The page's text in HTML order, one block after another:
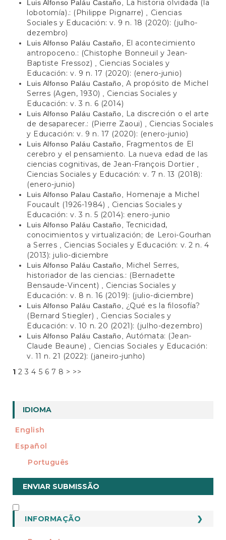
Luis Alfonso Paláu Castaño, La historia olvidada (la
lobotomía).: (Philippe Pignarre) , Ciencias
Sociales y Educación: v. 9 n. 18 (2020): (julho-
dezembro)
Luis Alfonso Paláu Castaño, El acontecimiento
antropoceno.: (Chistophe Bonneuil y Jean-
Baptiste Fressoz) , Ciencias Sociales y
Educación: v. 9 n. 17 (2020): (enero-junio)
Luis Alfonso Paláu Castaño, A propósito de Michel
Serres (Agen, 1930) , Ciencias Sociales y
Educación: v. 3 n. 6 (2014)
Luis Alfonso Paláu Castaño, La discreción o el arte
de desaparecer.: (Pierre Zaoui) , Ciencias Sociales
y Educación: v. 9 n. 17 (2020): (enero-junio)
Luis Alfonso Paláu Castaño, Fragmentos de El
cerebro y el pensamiento. La nueva edad de las
ciencias cognitivas, de Jean-François Dortier ,
Ciencias Sociales y Educación: v. 7 n. 13 (2018):
(enero-junio)
Luis Alfonso Palau Castaño, Homenaje a Michel
Foucault (1926-1984) , Ciencias Sociales y
Educación: v. 3 n. 5 (2014): enero-junio
Luis Alfonso Paláu Castaño, Tecnicidad,
conocimientos y virtualización; de Leroi-Gourhan
a Serres , Ciencias Sociales y Educación: v. 2 n. 4
(2013): julio-diciembre
Luis Alfonso Paláu Castaño, Michel Serres,
historiador de las ciencias.: (Bernadette
Bensaude-Vincent) , Ciencias Sociales y
Educación: v. 8 n. 16 (2019): (julio-diciembre)
Luis Alfonso Paláu Castaño, ¿Qué es la filosofía?
(Bernard Stiegler) , Ciencias Sociales y
Educación: v. 10 n. 20 (2021): (julho-dezembro)
Luis Alfonso Paláu Castaño, Autómata: (Jean-
Claude Beaune) , Ciencias Sociales y Educación:
v. 11 n. 21 (2022): (janeiro-junho)
1 2 3 4 5 6 7 8 > >>
IDIOMA
English
Español
Português
Enviar
Submissão
ENVIAR SUBMISSÃO
INFORMAÇÃO